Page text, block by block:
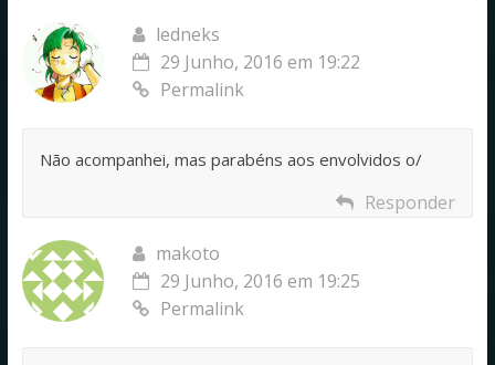
ledneks
29 Junho, 2016 em 19:22
Permalink
Não acompanhei, mas parabéns aos envolvidos o/
Responder
makoto
29 Junho, 2016 em 19:25
Permalink